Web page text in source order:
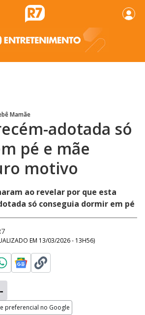
Mamãe
adotada só
pé e mãe
motivo
ao revelar por que esta
só conseguia dormir em pé
EM 13/03/2026 - 13H56)
preferencial no Google